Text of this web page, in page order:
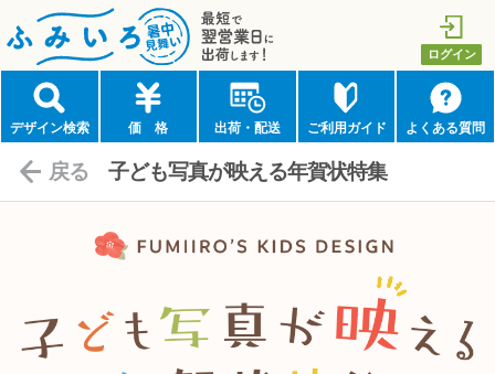
ふみいろ年賀状（暑中見舞い）
最短で翌営業日に出荷します！
ログイン
デザイン検索 価 格 出荷・配送 ご利用ガイド よくある質問
子ども写真が映える年賀状特集
戻る